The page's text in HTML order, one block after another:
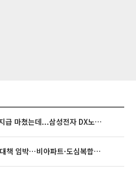
3445억 자사주 지급 마쳤는데...삼성전자 DX노조, 뒤늦은 '떼쓰기 집회'
영끌 '주택공급' 대책 임박⋯비아파트·도심복합까지 총동원